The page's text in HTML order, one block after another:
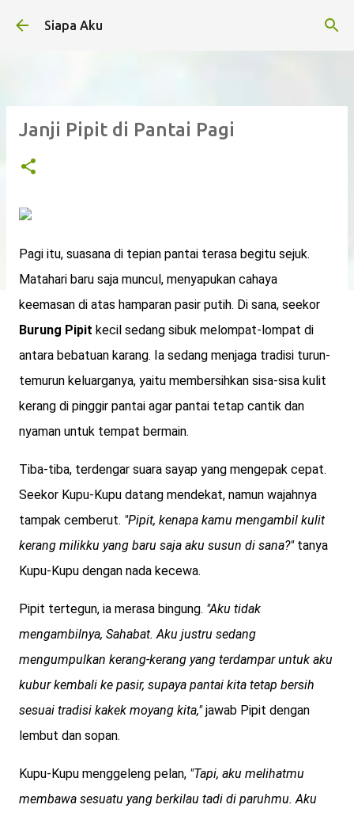
Langsung ke konten utama
Siapa Aku
Janji Pipit di Pantai Pagi
Pagi itu, suasana di tepian pantai terasa begitu sejuk.
Matahari baru saja muncul, menyapukan cahaya
keemasan di atas hamparan pasir putih. Di sana, seekor
Burung Pipit kecil sedang sibuk melompat-lompat di
antara bebatuan karang. Ia sedang menjaga tradisi turun-
temurun keluarganya, yaitu membersihkan sisa-sisa kulit
kerang di pinggir pantai agar pantai tetap cantik dan
nyaman untuk tempat bermain.
Tiba-tiba, terdengar suara sayap yang mengepak cepat.
Seekor Kupu-Kupu datang mendekat, namun wajahnya
tampak cemberut. "Pipit, kenapa kamu mengambil kulit
kerang milikku yang baru saja aku susun di sana?"tanya
Kupu-Kupu dengan nada kecewa.
Pipit tertegun, ia merasa bingung. "Aku tidak
mengambilnya, Sahabat. Aku justru sedang
mengumpulkan kerang-kerang yang terdampar untuk aku
kubur kembali ke pasir, supaya pantai kita tetap bersih
sesuai tradisi kakek moyang kita,"jawab Pipit dengan
lembut dan sopan.
Kupu-Kupu menggeleng pelan, "Tapi, aku melihatmu
membawa sesuatu yang berkilau tadi di paruhmu. Aku